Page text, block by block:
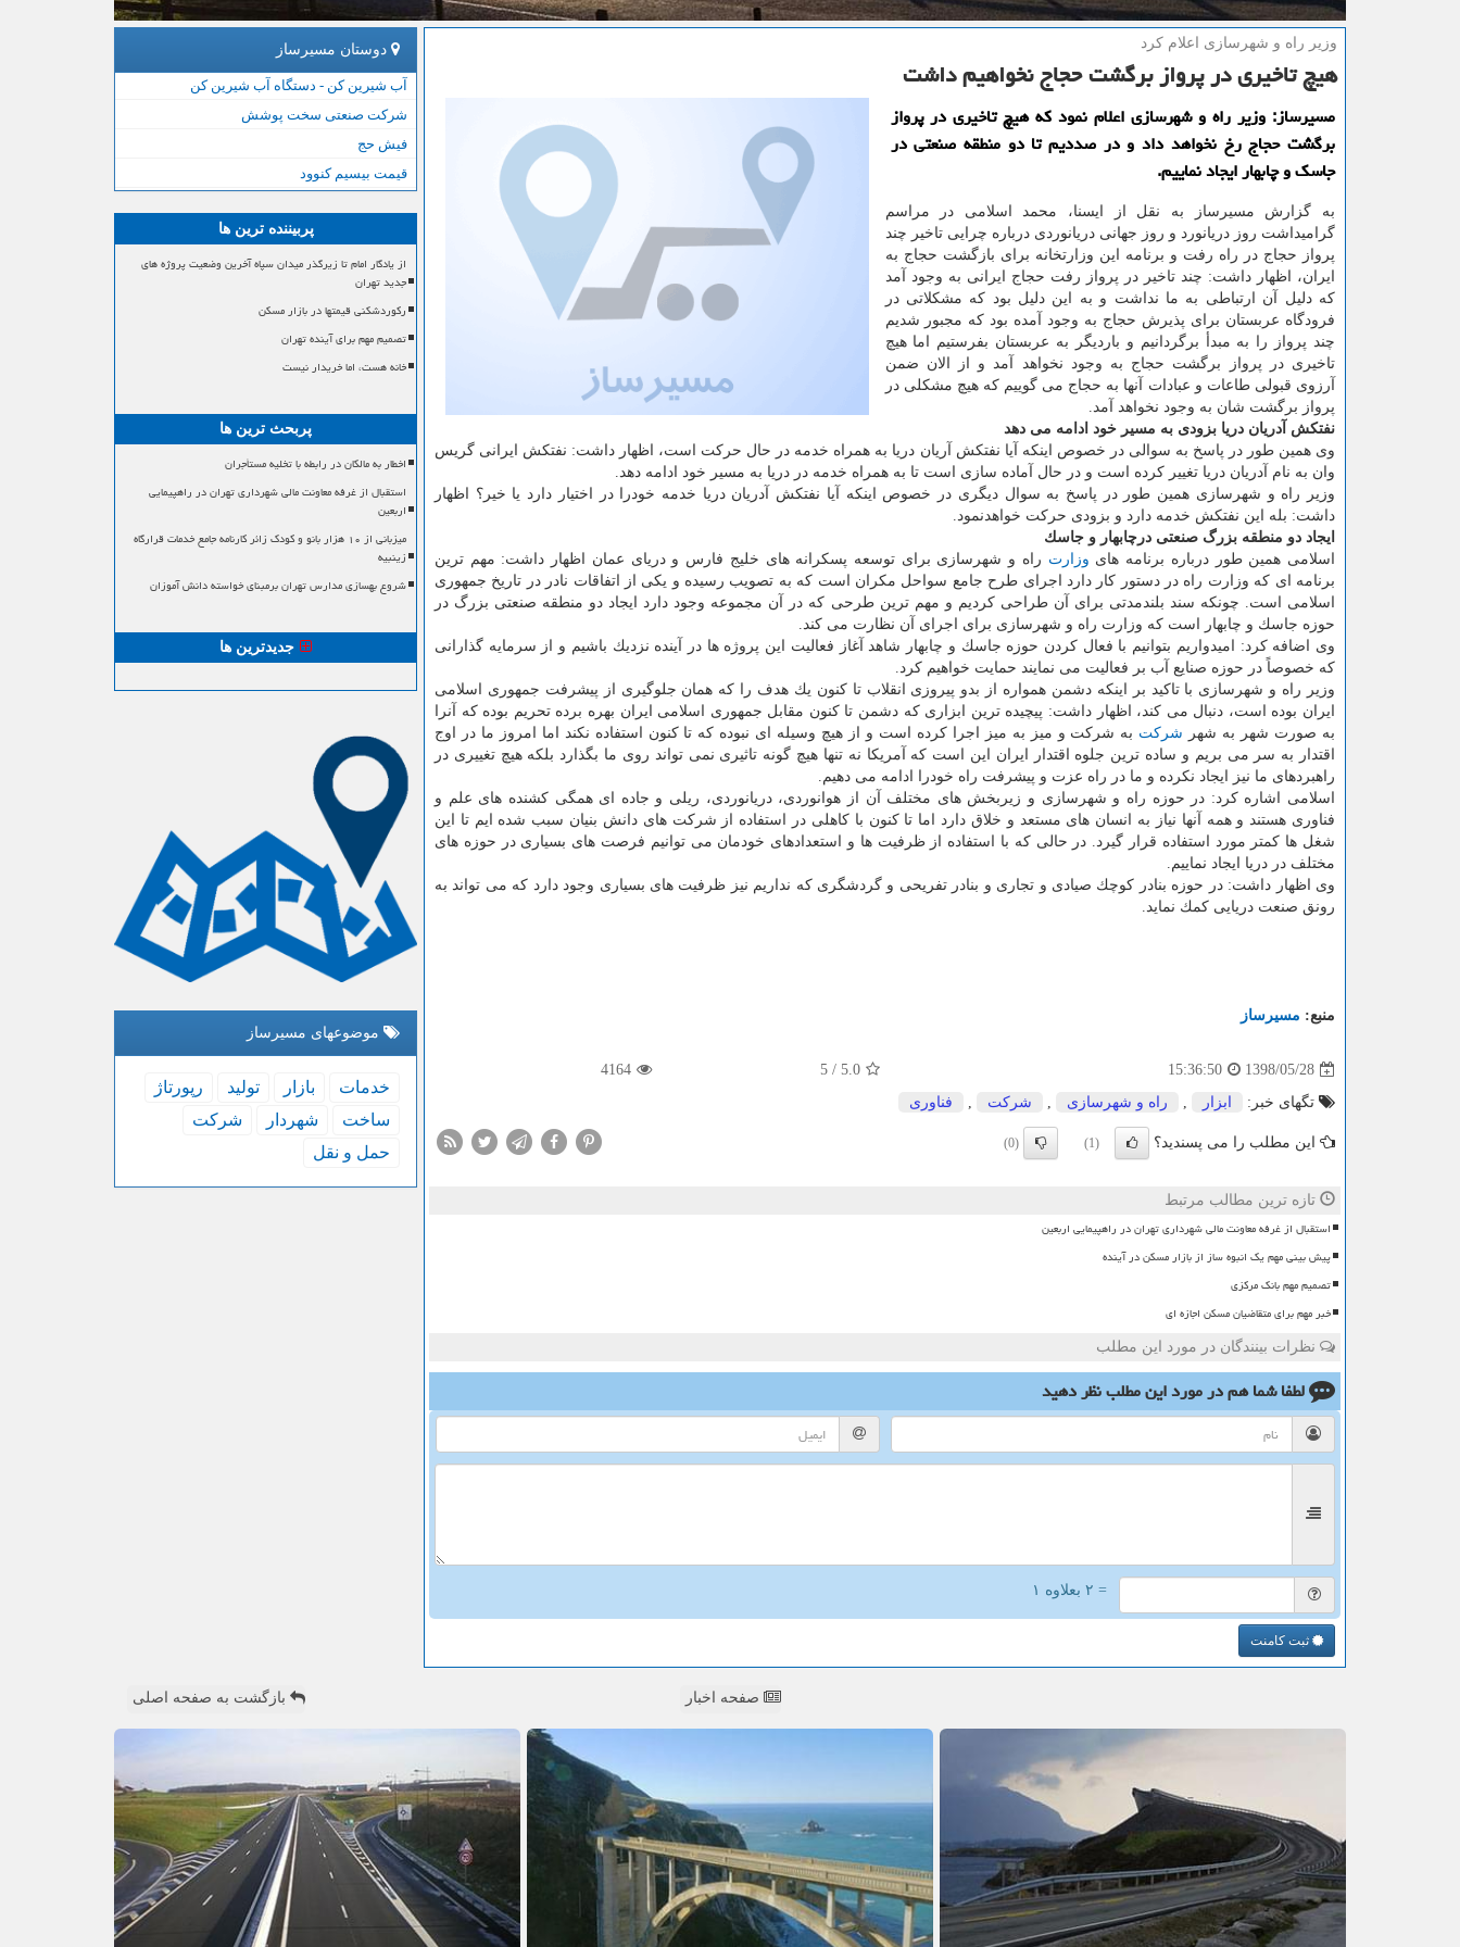
وزیر راه و شهرسازی اعلام كرد
هیچ تاخیری در پرواز برگشت حجاج نخواهیم داشت
مسیرساز: وزیر راه و شهرسازی اعلام نمود كه هیچ تاخیری در پرواز
برگشت حجاج رخ نخواهد داد و در صددیم تا دو منطقه صنعتی در
جاسك و چابهار ایجاد نماییم.
به گزارش مسیرساز به نقل از ایسنا، محمد اسلامی در مراسم
گرامیداشت روز دریانورد و روز جهانی دریانوردی درباره چرایی تاخیر چند
پرواز حجاج در راه رفت و برنامه این وزارتخانه برای بازگشت حجاج به
ایران، اظهار داشت: چند تاخیر در پرواز رفت حجاج ایرانی به وجود آمد
كه دلیل آن ارتباطی به ما نداشت و به این دلیل بود كه مشكلاتی در
فرودگاه عربستان برای پذیرش حجاج به وجود آمده بود كه مجبور شدیم
چند پرواز را به مبدأ برگردانیم و باردیگر به عربستان بفرستیم اما هیچ
تاخیری در پرواز برگشت حجاج به وجود نخواهد آمد و از الان ضمن
آرزوی قبولی طاعات و عبادات آنها به حجاج می گوییم كه هیچ مشكلی در
پرواز برگشت شان به وجود نخواهد آمد.
نفتكش آدریان دریا بزودی به مسیر خود ادامه می دهد
وی همین طور در پاسخ به سوالی در خصوص اینكه آیا نفتكش آریان دریا به همراه خدمه در حال حركت است، اظهار داشت: نفتكش ایرانی گریس
وان به نام آدریان دریا تغییر كرده است و در حال آماده سازی است تا به همراه خدمه در دریا به مسیر خود ادامه دهد.
وزیر راه و شهرسازی همین طور در پاسخ به سوال دیگری در خصوص اینكه آیا نفتكش آدریان دریا خدمه خودرا در اختیار دارد یا خیر؟ اظهار
داشت: بله این نفتكش خدمه دارد و بزودی حركت خواهدنمود.
ایجاد دو منطقه بزرگ صنعتی درچابهار و جاسك
اسلامی همین طور درباره برنامه های وزارت راه و شهرسازی برای توسعه پسكرانه های خلیج فارس و دریای عمان اظهار داشت: مهم ترین
برنامه ای كه وزارت راه در دستور كار دارد اجرای طرح جامع سواحل مكران است كه به تصویب رسیده و یكی از اتفاقات نادر در تاریخ جمهوری
اسلامی است. چونكه سند بلندمدتی برای آن طراحی كردیم و مهم ترین طرحی كه در آن مجموعه وجود دارد ایجاد دو منطقه صنعتی بزرگ در
حوزه جاسك و چابهار است كه وزارت راه و شهرسازی برای اجرای آن نظارت می كند.
وی اضافه كرد: امیدواریم بتوانیم با فعال كردن حوزه جاسك و چابهار شاهد آغاز فعالیت این پروژه ها در آینده نزدیك باشیم و از سرمایه گذارانی
كه خصوصاً در حوزه صنایع آب بر فعالیت می نمایند حمایت خواهیم كرد.
وزیر راه و شهرسازی با تاكید بر اینكه دشمن همواره از بدو پیروزی انقلاب تا كنون یك هدف را كه همان جلوگیری از پیشرفت جمهوری اسلامی
ایران بوده است، دنبال می كند، اظهار داشت: پیچیده ترین ابزاری كه دشمن تا كنون مقابل جمهوری اسلامی ایران بهره برده تحریم بوده كه آنرا
به صورت شهر به شهر شركت به شركت و میز به میز اجرا كرده است و از هیچ وسیله ای نبوده كه تا كنون استفاده نكند اما امروز ما در اوج
اقتدار به سر می بریم و ساده ترین جلوه اقتدار ایران این است كه آمریكا نه تنها هیچ گونه تاثیری نمی تواند روی ما بگذارد بلكه هیچ تغییری در
راهبردهای ما نیز ایجاد نكرده و ما در راه عزت و پیشرفت راه خودرا ادامه می دهیم.
اسلامی اشاره كرد: در حوزه راه و شهرسازی و زیربخش های مختلف آن از هوانوردی، دریانوردی، ریلی و جاده ای همگی كشنده های علم و
فناوری هستند و همه آنها نیاز به انسان های مستعد و خلاق دارد اما تا كنون با كاهلی در استفاده از شركت های دانش بنیان سبب شده ایم تا این
شغل ها كمتر مورد استفاده قرار گیرد. در حالی كه با استفاده از ظرفیت ها و استعدادهای خودمان می توانیم فرصت های بسیاری در حوزه های
مختلف در دریا ایجاد نماییم.
وی اظهار داشت: در حوزه بنادر كوچك صیادی و تجاری و بنادر تفریحی و گردشگری كه نداریم نیز ظرفیت های بسیاری وجود دارد كه می تواند به
رونق صنعت دریایی كمك نماید.
منبع: مسیرساز
1398/05/28
15:36:50
5.0
/
5
4164
تگهای خبر: ابزار , راه و شهرسازی , شركت , فناوری
این مطلب را می پسندید؟ (1)
(0)
تازه ترین مطالب مرتبط
استقبال از غرفه معاونت مالی شهرداری تهران در راهپیمایی اربعین
پیش بینی مهم یک انبوه ساز از بازار مسکن در آینده
تصمیم مهم بانک مرکزی
خبر مهم برای متقاضیان مسکن اجازه ای
نظرات بینندگان در مورد این مطلب
لطفا شما همدر مورد این مطلبنظر دهید
= ۲ بعلاوه ۱
ثبت کامنت
دوستان مسیرساز
آب شیرین کن - دستگاه آب شیرین کن
شرکت صنعتی سخت پوشش
فیش حج
قیمت بیسیم کنوود
پربیننده ترین ها
از یادگار امام تا زیرگذر میدان سپاه آخرین وضعیت پروژه های
جدید تهران
رکوردشکنی قیمتها در بازار مسکن
تصمیم مهم برای آینده تهران
خانه هست، اما خریدار نیست
پربحث ترین ها
اخطار به مالکان در رابطه با تخلیه مستأجران
استقبال از غرفه معاونت مالی شهرداری تهران در راهپیمایی
اربعین
میزبانی از ۱۰ هزار بانو و کودک زائر کارنامه جامع خدمات قرارگاه
زینبیه
شروع بهسازی مدارس تهران برمبنای خواسته دانش آموزان
جدیدترین ها
موضوعهای مسیرساز
خدمات بازار تولید
رپورتاژ
ساخت
شهردار
شركت
حمل و نقل
صفحه اخبار بازگشت به صفحه اصلی